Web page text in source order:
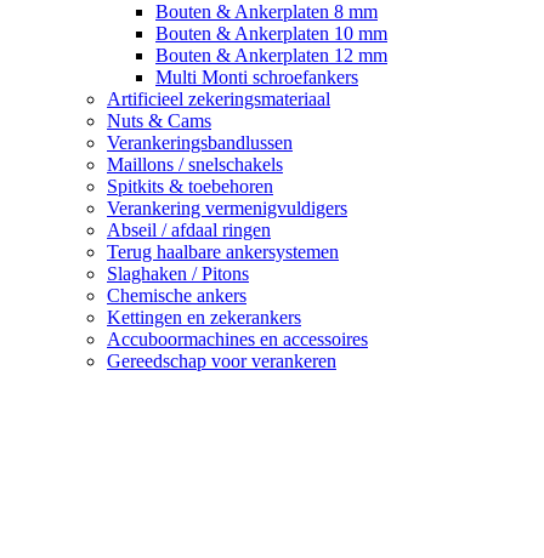
Bouten & Ankerplaten 8 mm
Bouten & Ankerplaten 10 mm
Bouten & Ankerplaten 12 mm
Multi Monti schroefankers
Artificieel zekeringsmateriaal
Nuts & Cams
Verankeringsbandlussen
Maillons / snelschakels
Spitkits & toebehoren
Verankering vermenigvuldigers
Abseil / afdaal ringen
Terug haalbare ankersystemen
Slaghaken / Pitons
Chemische ankers
Kettingen en zekerankers
Accuboormachines en accessoires
Gereedschap voor verankeren